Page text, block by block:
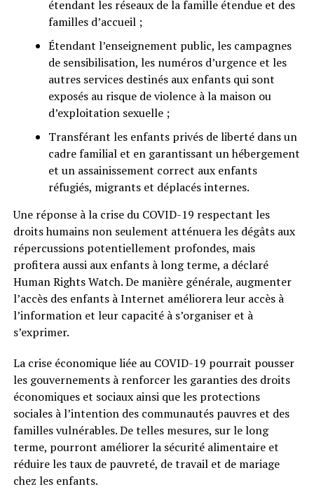
étendant les réseaux de la famille étendue et des
familles d’accueil ;
Étendant l’enseignement public, les campagnes
de sensibilisation, les numéros d’urgence et les
autres services destinés aux enfants qui sont
exposés au risque de violence à la maison ou
d’exploitation sexuelle ;
Transférant les enfants privés de liberté dans un
cadre familial et en garantissant un hébergement
et un assainissement correct aux enfants
réfugiés, migrants et déplacés internes.
Une réponse à la crise du COVID-19 respectant les
droits humains non seulement atténuera les dégâts aux
répercussions potentiellement profondes, mais
profitera aussi aux enfants à long terme, a déclaré
Human Rights Watch. De manière générale, augmenter
l’accès des enfants à Internet améliorera leur accès à
l’information et leur capacité à s’organiser et à
s’exprimer.
La crise économique liée au COVID-19 pourrait pousser
les gouvernements à renforcer les garanties des droits
économiques et sociaux ainsi que les protections
sociales à l’intention des communautés pauvres et des
familles vulnérables. De telles mesures, sur le long
terme, pourront améliorer la sécurité alimentaire et
réduire les taux de pauvreté, de travail et de mariage
chez les enfants.